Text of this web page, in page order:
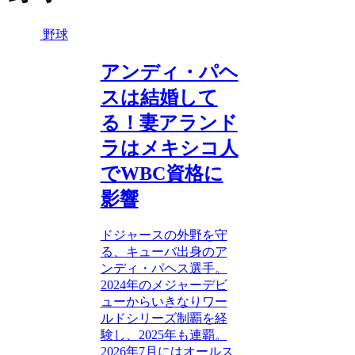
野球
アンディ・パヘ
スは結婚して
る！妻アランド
ラはメキシコ人
でWBC資格に
影響
ドジャースの外野を守
る、キューバ出身のア
ンディ・パヘス選手。
2024年のメジャーデビ
ューからいきなりワー
ルドシリーズ制覇を経
験し、2025年も連覇。
2026年7月にはオールス